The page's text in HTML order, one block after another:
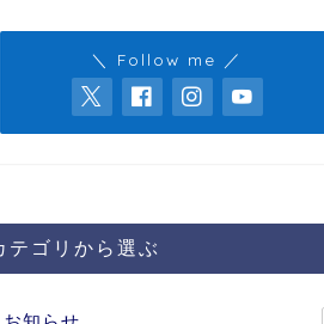
＼ Follow me ／
テゴリから選ぶ